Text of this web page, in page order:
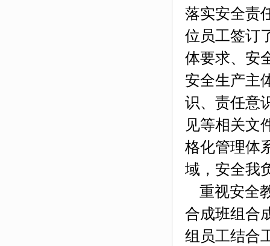
落实安全责
位员工签订
体要求、安
安全生产主
识、责任意
见等相关文
格化管理体
域，安全我
重视安全
合成班组合
组员工结合